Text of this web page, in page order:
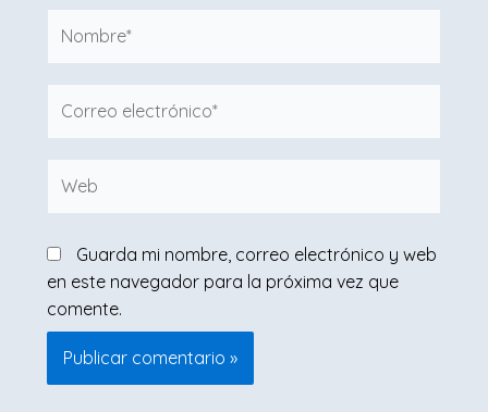
electrónico*
Guarda mi nombre, correo electrónico y web
en este navegador para la próxima vez que
comente.